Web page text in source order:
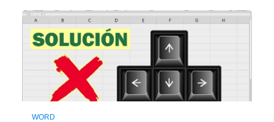
WORD